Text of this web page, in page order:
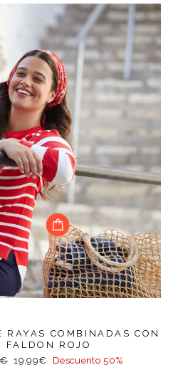
RAYAS COMBINADAS CON
FALDON ROJO
Precio
19,99€ Descuento 50%